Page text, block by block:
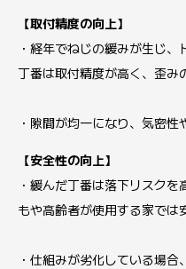
【取付精度の向上】
・経年でねじの緩みが生じ
丁番は取付精度が高く、歪み
・隙間が均一になり、気密性
【安全性の向上】
・緩んだ丁番は落下リスク
もや高齢者が使用する家では
・仕組みが劣化している場